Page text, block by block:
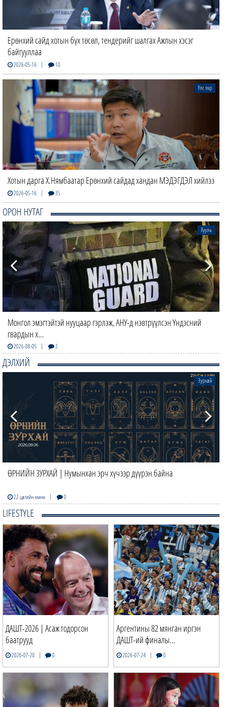
Ерөнхий сайд хотын бүх төсөл, тендерийг шалгах Ажлын хэсэг
байгууллаа
2026-05-16 | 10
Хотын дарга Х.Нямбаатар Ерөнхий сайдад хандан МЭДЭГДЭЛ хийлээ
2026-05-16 | 35
Улс төр
ОРОН НУТАГ
Монгол эмэгтэйтэй нууцаар гэрлэж, АНУ-д нэвтрүүлсэн Үндэсний
гвардын х…
2026-08-05 | 2
Хууль
ДЭЛХИЙ
ӨРНИЙН ЗУРХАЙ | Нумынхан эрч хүчээр дүүрэн байна
22 цагийн өмнө | 0
Зурхай
LIFESTYLE
ДАШТ-2026 | Асаж тодорсон
баатрууд
2026-07-20 | 0
Аргентины 82 мянган иргэн
ДАШТ-ий финалы…
2026-07-24 | 0